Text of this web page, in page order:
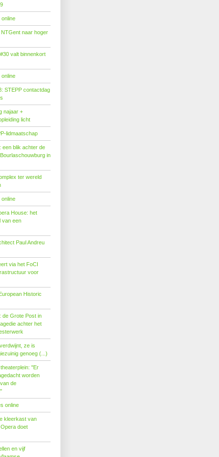
naar hoger
valt binnenkort
STEPP contactdag
najaar +
licht
lidmaatschap
een blik achter de
in
ter wereld
House: het
van een
Paul Andreu
via het FoCI
voor
Historic
de Grote Post in
achter het
ze is
genoeg (...)
''Er
worden
de
online
kleerkast van
doet
en vijf